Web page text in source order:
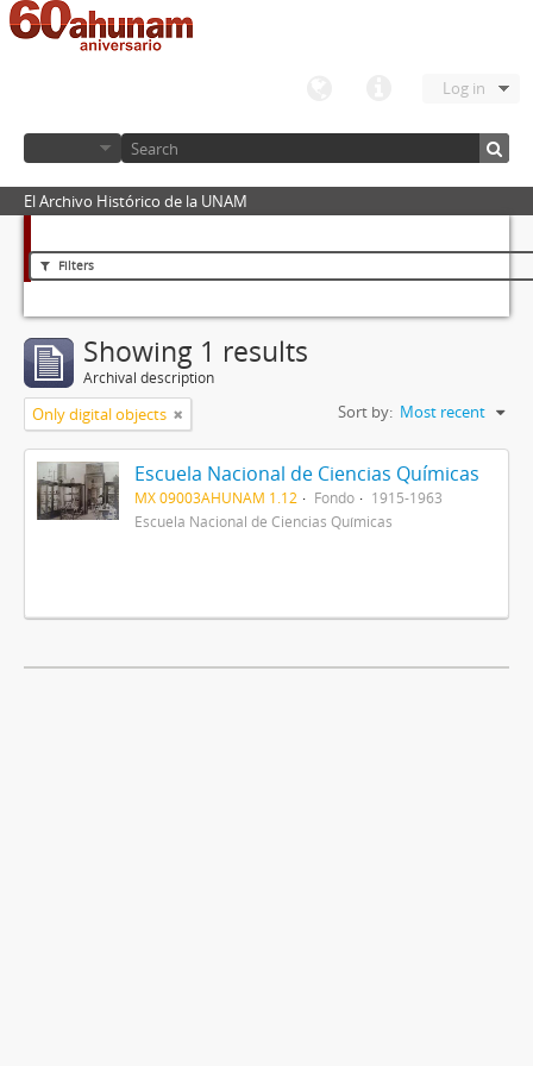
Log in
El Archivo Histórico de la UNAM
Filters
Showing 1 results
Archival description
Only digital objects Sort by: Most recent
Escuela Nacional de Ciencias Químicas
MX 09003AHUNAM 1.12 Fondo
1915-1963
Escuela Nacional de Ciencias Químicas